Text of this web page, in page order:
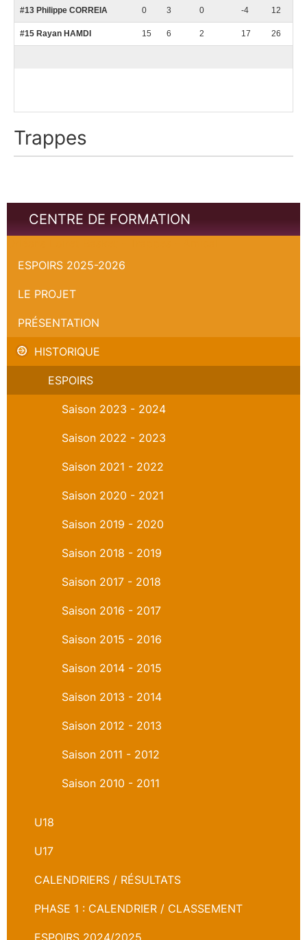
#13 Philippe CORREIA 0 3 0 -4 12
#15 Rayan HAMDI 15 6 2 17 26
Trappes
CENTRE DE FORMATION
ESPOIRS 2025-2026
LE PROJET
PRÉSENTATION
HISTORIQUE
ESPOIRS
Saison 2023 - 2024
Saison 2022 - 2023
Saison 2021 - 2022
Saison 2020 - 2021
Saison 2019 - 2020
Saison 2018 - 2019
Saison 2017 - 2018
Saison 2016 - 2017
Saison 2015 - 2016
Saison 2014 - 2015
Saison 2013 - 2014
Saison 2012 - 2013
Saison 2011 - 2012
Saison 2010 - 2011
U18
U17
CALENDRIERS / RÉSULTATS
PHASE 1 : CALENDRIER / CLASSEMENT
ESPOIRS 2024/2025